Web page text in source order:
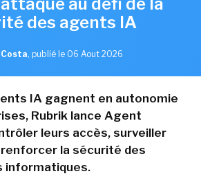
des agents IA
Costa, publié le 06 Aout 2026
IA gagnent en autonomie
Rubrik lance Agent
leurs accès, surveiller
la sécurité des
informatiques.